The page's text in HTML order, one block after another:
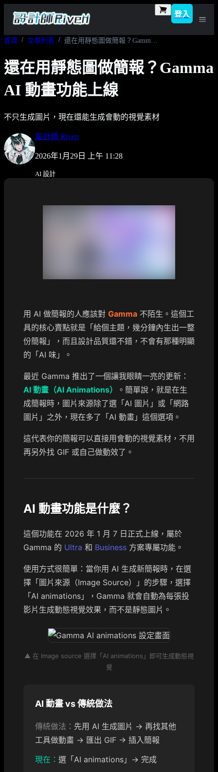
登入
首頁 文章列表 還在用靜態圖做簡報？Gamma AI 動畫功能上線
還在用靜態圖做簡報？Gamma
AI 動畫功能上線
不只生成圖片，現在還能生成會動的視覺素材
設計師 Riven
2026年1月29日 上午 11:28
AI 設計
用 AI 做簡報的人應該對 Gamma 不陌生。這個工
具的核心賣點就是「給個主題，幾分鐘內生出一整
份簡報」，而且設計品質還不錯，不會有那種明顯
的「AI 味」。
最近 Gamma 推出了一個讓我眼睛一亮的更新：
AI 動畫（AI Animations）
。簡單說，就是在生
成簡報時，圖片來源除了選「AI 圖片」或「網路
圖片」之外，現在多了「AI 動畫」這個選項。
這代表你的簡報可以直接用會動的視覺素材，不用
再另外找 GIF 或自己做動效了。
AI 動畫功能是什麼？
這個功能在 2026 年 1 月 7 日正式上線，屬於
Gamma 的 Ultra 和 Business 方案專屬功能。
使用方式很簡單：當你用 AI 生成新簡報時，在選
擇「圖片來源（Image Source）」的步驟，選擇
「AI animations」，Gamma 就會自動為每張投
影片生成動態視覺效果，而不是靜態圖片。
▲ 在 Image source 選擇「AI animations」即可生成動態視
覺
AI 動畫 vs 傳統做法
傳統做法： 先用 AI 生成圖片 → 再找其他
工具做動畫 → 匯出 GIF → 插入簡報
現在： 選「AI animations」→ 完成